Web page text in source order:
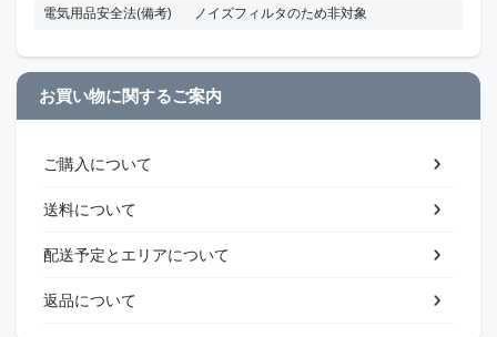
電気用品安全法(備考) ノイズフィルタのため非対象
お買い物に関するご案内
ご購入について
送料について
配送予定とエリアについて
返品について